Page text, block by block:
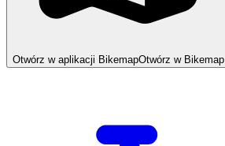
Otwórz w aplikacji BikemapOtwórz w Bikemap